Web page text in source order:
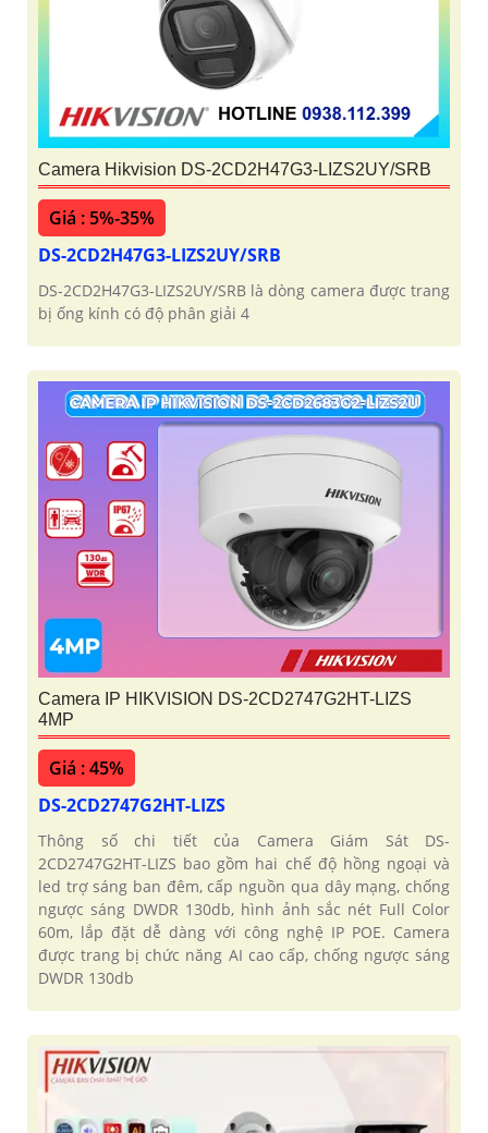
Camera Hikvision DS-2CD2H47G3-LIZS2UY/SRB
Giá : 5%-35%
DS-2CD2H47G3-LIZS2UY/SRB
DS-2CD2H47G3-LIZS2UY/SRB là dòng camera được trang
bị ống kính có độ phân giải 4
Camera IP HIKVISION DS-2CD2747G2HT-LIZS
4MP
Giá : 45%
DS-2CD2747G2HT-LIZS
Thông số chi tiết của Camera Giám Sát DS-
2CD2747G2HT-LIZS bao gồm hai chế độ hồng ngoại và
led trợ sáng ban đêm, cấp nguồn qua dây mạng, chống
ngược sáng DWDR 130db, hình ảnh sắc nét Full Color
60m, lắp đặt dễ dàng với công nghệ IP POE. Camera
được trang bị chức năng AI cao cấp, chống ngược sáng
DWDR 130db